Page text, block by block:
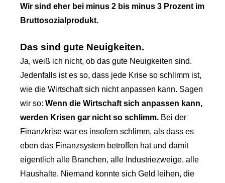
Wir sind eher bei minus 2 bis minus 3 Prozent im
Bruttosozialprodukt.
Das sind gute Neuigkeiten.
Ja, weiß ich nicht, ob das gute Neuigkeiten sind.
Jedenfalls ist es so, dass jede Krise so schlimm ist,
wie die Wirtschaft sich nicht anpassen kann. Sagen
wir so: Wenn die Wirtschaft sich anpassen kann,
werden Krisen gar nicht so schlimm. Bei der
Finanzkrise war es insofern schlimm, als dass es
eben das Finanzsystem betroffen hat und damit
eigentlich alle Branchen, alle Industriezweige, alle
Haushalte. Niemand konnte sich Geld leihen, die